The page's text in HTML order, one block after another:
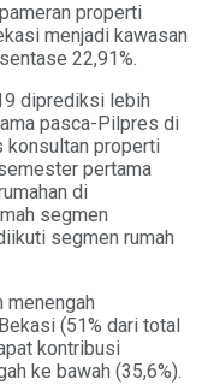
properti
menjadi kawasan
22,91%.
diprediksi lebih
pasca-Pilpres di
konsultan properti
pertama
di
segmen
segmen rumah
menengah
(51% dari total
kontribusi
ke bawah (35,6%).